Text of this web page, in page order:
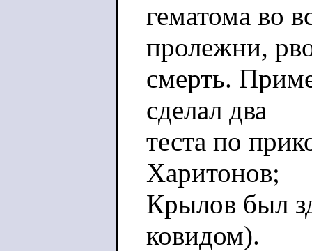
гематома во
пролежни,
смерть.
сделал два
теста по
Харитонов;
Крылов был
ковидом).